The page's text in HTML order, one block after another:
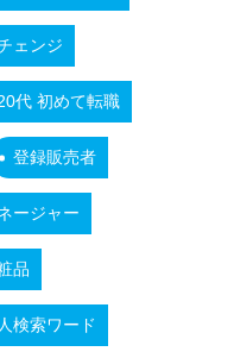
ェンジ
代 初めて転職
登録販売者
ージャー
品
検索ワード